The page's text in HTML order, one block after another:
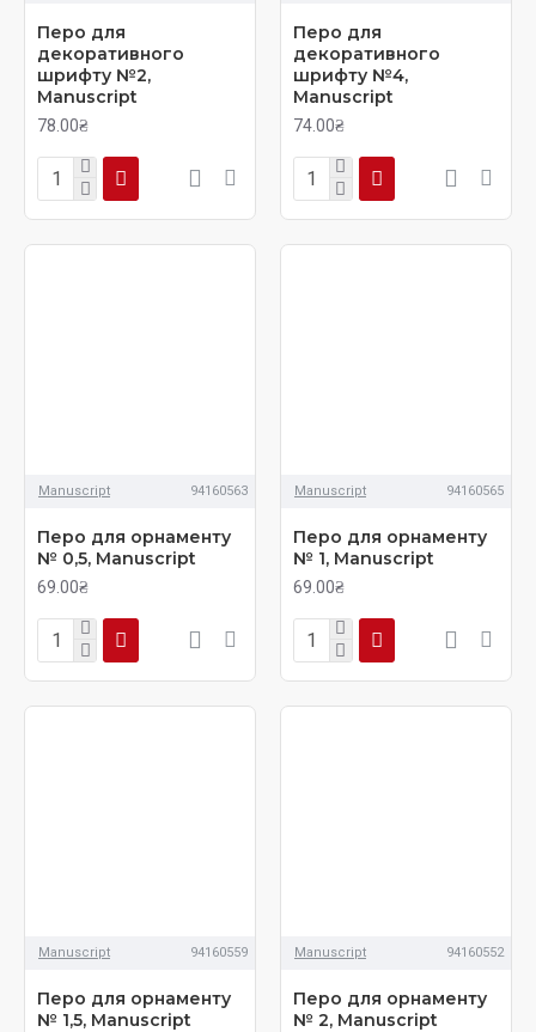
Перо для
декоративного
шрифту №2,
Manuscript
78.00₴
Перо для
декоративного
шрифту №4,
Manuscript
74.00₴
Manuscript 94160563
Перо для орнаменту
№ 0,5, Manuscript
69.00₴
Manuscript 94160565
Перо для орнаменту
№ 1, Manuscript
69.00₴
Manuscript 94160559
Перо для орнаменту
№ 1,5, Manuscript
Manuscript 94160552
Перо для орнаменту
№ 2, Manuscript